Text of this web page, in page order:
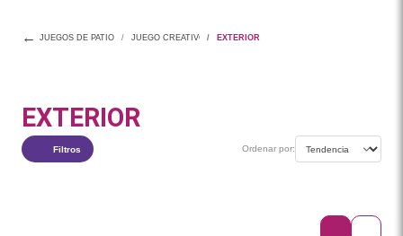
← JUEGOS DE PATIO JUEGO CREATIVO EXTERIOR
EXTERIOR
Filtros Ordenar por: